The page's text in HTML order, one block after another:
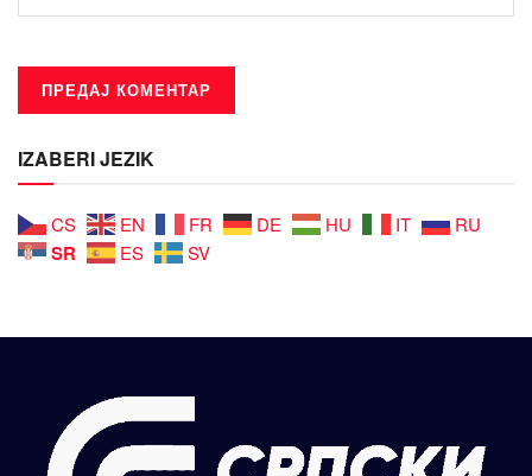
IZABERI JEZIK
CS EN FR DE HU IT RU
SR ES SV